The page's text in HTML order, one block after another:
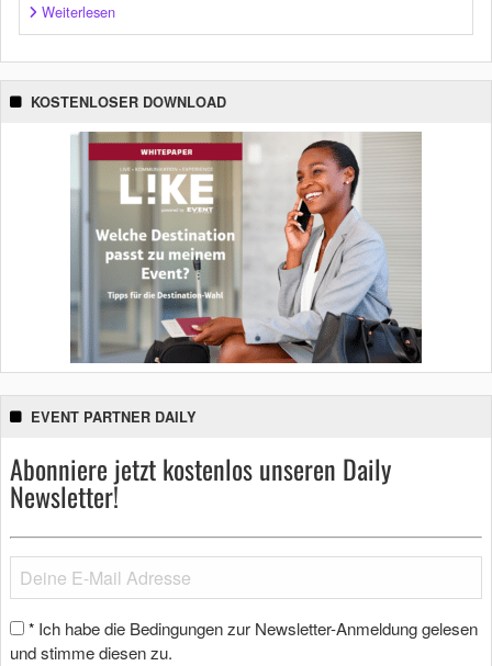
Weiterlesen
KOSTENLOSER DOWNLOAD
EVENT PARTNER DAILY
Abonniere jetzt kostenlos unseren Daily
Newsletter!
* Ich habe die Bedingungen zur Newsletter-Anmeldung gelesen
und stimme diesen zu.